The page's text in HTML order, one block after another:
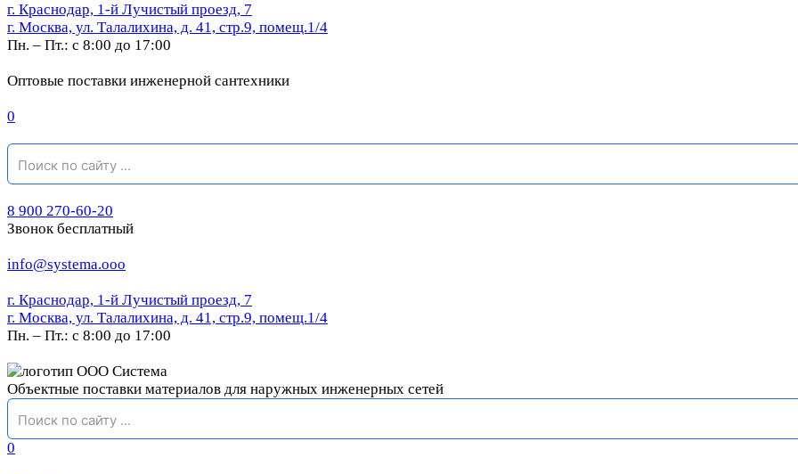
г. Краснодар, 1-й Лучистый проезд, 7
г. Москва, ул. Талалихина, д. 41, стр.9, помещ.1/4
Пн. – Пт.: с 8:00 до 17:00
Оптовые поставки инженерной сантехники
0
8 900 270-60-20
Звонок бесплатный
info@systema.ooo
г. Краснодар, 1-й Лучистый проезд, 7
г. Москва, ул. Талалихина, д. 41, стр.9, помещ.1/4
Пн. – Пт.: с 8:00 до 17:00
Объектные поставки материалов для наружных инженерных сетей
0